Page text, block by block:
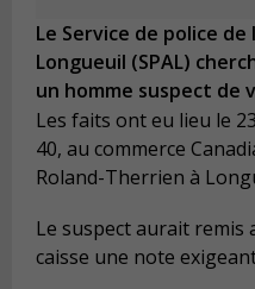
Le Service de police
Longueuil (SPAL)
un homme suspect de
Les faits ont eu lieu le
40, au commerce
Roland-Therrien à
Le suspect aurait remis
caisse une note